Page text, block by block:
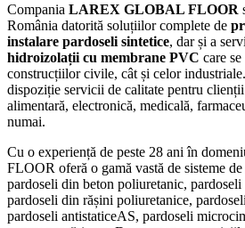
Compania LAREX GLOBAL FLOOR
România datorită soluțiilor complete de
instalare pardoseli sintetice, dar și a
hidroizolații cu membrane PVC care se
construcțiilor civile, cât și celor
dispoziție servicii de calitate pentru
alimentară, electronică, medicală,
numai.
Cu o experiență de peste 28 ani în
FLOOR oferă o gamă vastă de sisteme
pardoseli din beton poliuretanic,
pardoseli din rășini poliuretanice,
pardoseli antistaticeAS, pardoseli